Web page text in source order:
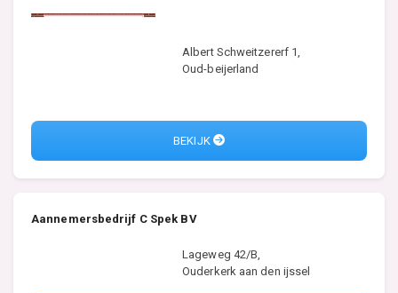
Albert Schweitzererf 1,
Oud-beijerland
BEKIJK
Aannemersbedrijf C Spek BV
Lageweg 42/B,
Ouderkerk aan den ijssel